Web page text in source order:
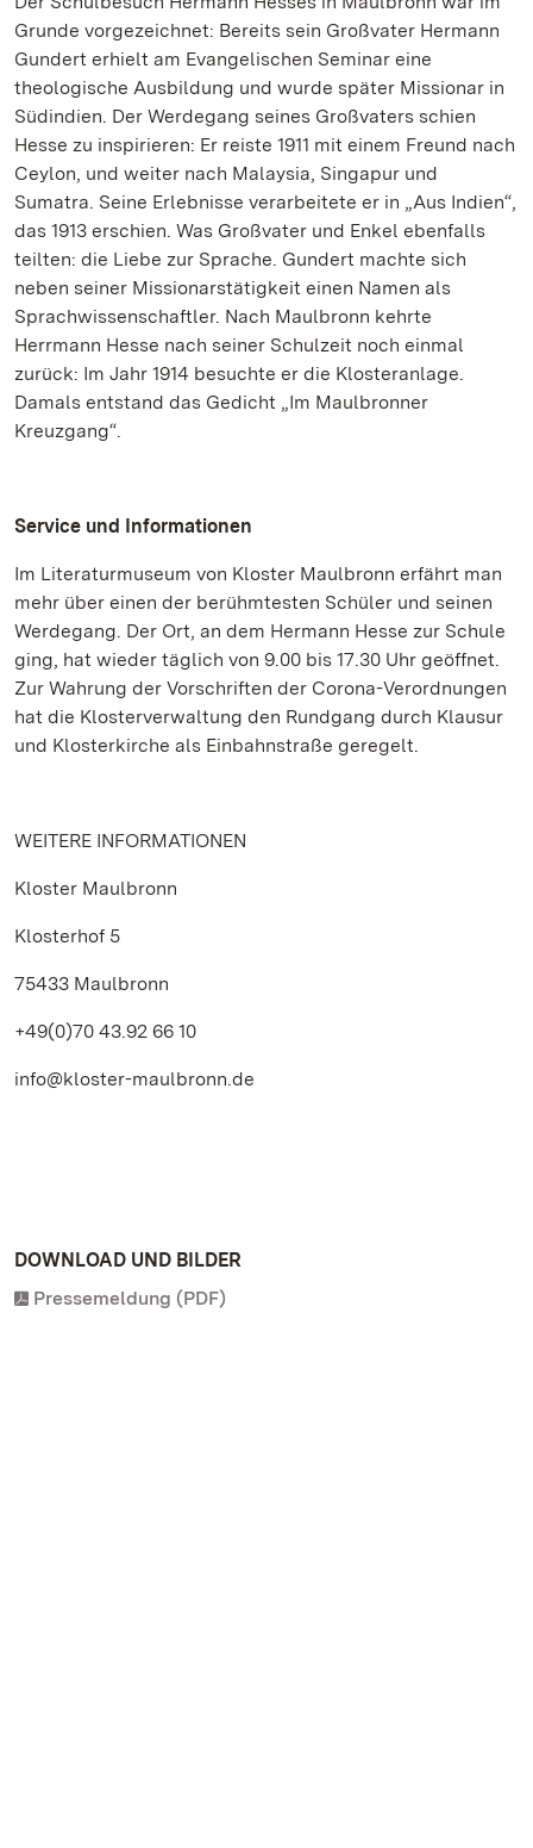
Grunde vorgezeichnet: Bereits sein Großvater Hermann
Gundert erhielt am Evangelischen Seminar eine
theologische Ausbildung und wurde später Missionar in
Südindien. Der Werdegang seines Großvaters schien
Hesse zu inspirieren: Er reiste 1911 mit einem Freund nach
Ceylon, und weiter nach Malaysia, Singapur und
Sumatra. Seine Erlebnisse verarbeitete er in „Aus Indien“,
das 1913 erschien. Was Großvater und Enkel ebenfalls
teilten: die Liebe zur Sprache. Gundert machte sich
neben seiner Missionarstätigkeit einen Namen als
Sprachwissenschaftler. Nach Maulbronn kehrte
Herrmann Hesse nach seiner Schulzeit noch einmal
zurück: Im Jahr 1914 besuchte er die Klosteranlage.
Damals entstand das Gedicht „Im Maulbronner
Kreuzgang“.
Service und Informationen
Im Literaturmuseum von Kloster Maulbronn erfährt man
mehr über einen der berühmtesten Schüler und seinen
Werdegang. Der Ort, an dem Hermann Hesse zur Schule
ging, hat wieder täglich von 9.00 bis 17.30 Uhr geöffnet.
Zur Wahrung der Vorschriften der Corona-Verordnungen
hat die Klosterverwaltung den Rundgang durch Klausur
und Klosterkirche als Einbahnstraße geregelt.
WEITERE INFORMATIONEN
Kloster Maulbronn
Klosterhof 5
75433 Maulbronn
+49(0)70 43.92 66 10
info@kloster-maulbronn.de
DOWNLOAD UND BILDER
Pressemeldung (PDF)